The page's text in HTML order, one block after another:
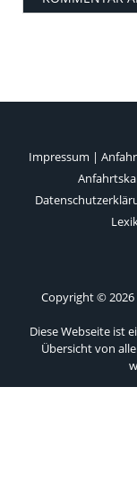
Impressum |
Copyright © 2026
Diese Webseite ist
Übersicht von